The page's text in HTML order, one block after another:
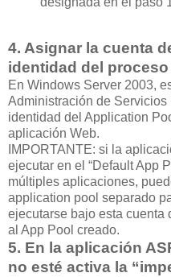
4. Asignar la cuenta
identidad del proceso
En Windows Server 2003,
Administración de Servicios
identidad del Application
aplicación Web.
IMPORTANTE: si la
ejecutar en el “Default App
múltiples aplicaciones,
application pool separado
ejecutarse bajo esta cuenta
al App Pool creado.
5. En la aplicación
no esté activa la